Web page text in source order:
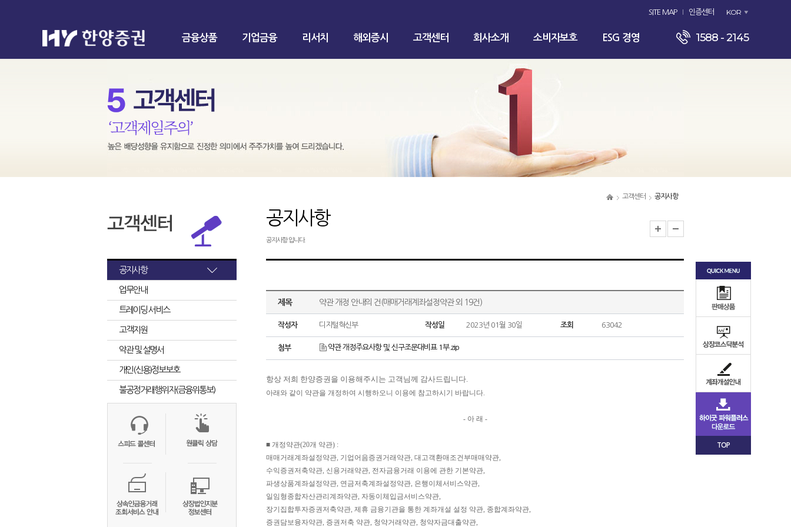
SITE MAP 인증센터 KOR
금융상품 기업금융 리서치 해외증시 고객센터 회사소개 소비자보호 ESG 경영 1588 - 2145
고객센터 공지사항
공지사항
업무안내
트레이딩 서비스
고객지원
약관 및 설명서
개인(신용)정보보호
불공정거래행위자(금융위통보)
공지사항
공지사항 입니다.
제목 약관 개정 안내의 건(매매거래계좌설정약관 외 19건)
작성자 디지털혁신부 작성일 2023년 01월 30일 조회 63042
첨부 약관 개정주요사항 및 신구조문대비표 1부.zip
항상 저희 한양증권을 이용해주시는 고객님께 감사드립니다.
아래와 같이 약관을 개정하여 시행하오니 이용에 참고하시기 바랍니다.
- 아 래 -
■ 개정약관(20개 약관) :
매매거래계좌설정약관, 기업어음증권거래약관, 대고객환매조건부매매약관,
수익증권저축약관, 신용거래약관, 전자금융거래 이용에 관한 기본약관,
파생상품계좌설정약관, 연금저축계좌설정약관, 은행이체서비스약관,
일임형종합자산관리계좌약관, 자동이체입금서비스약관,
장기집합투자증권저축약관, 제휴 금융기관을 통한 계좌개설 설정 약관, 종합계좌약관,
증권담보융자약관, 증권저축 약관, 청약거래약관, 청약자금대출약관,
TOP